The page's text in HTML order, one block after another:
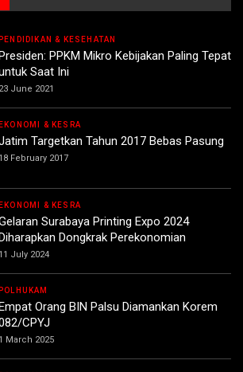
PENDIDIKAN & KESEHATAN
PPKM Mikro Kebijakan Paling Tepat
Saat Ini
23 June 2021
EKONOMI & KESRA
Targetkan Tahun 2017 Bebas Pasung
18 February 2017
EKONOMI & KESRA
Surabaya Printing Expo 2024
Dongkrak Perekonomian
11 July 2024
POLHUKAM
Orang BIN Palsu Diamankan Korem
CPYJ
1 March 2025